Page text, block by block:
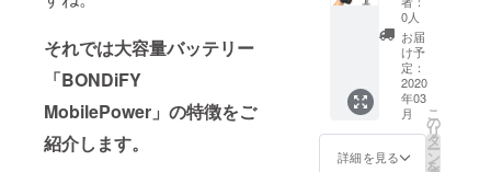
それでは大容量バッテリー
「BONDiFY
MobilePower」の特徴をご
紹介します。
」ブランド
を通じて皆
様にご紹介
したいと思
います。
「BONDIFY
格
35％OF
年03月
末まで
にお届
け予定
です。
【先着
0人
お届
け予
定：
2020
年03
月
詳細を見る
こ
の
リ
タ
ー
ン
を